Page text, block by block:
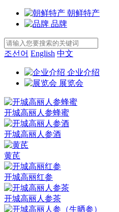
朝鲜特产
品牌
조선어 English 中文
企业介绍
展览会
开城高丽人参蜂蜜
开城高丽人参酒
黄芪
开城高丽红参
开城高丽人参茶